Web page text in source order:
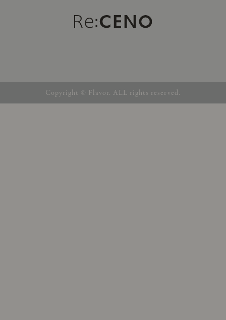
Copyright © Flavor. ALL rights reserved.